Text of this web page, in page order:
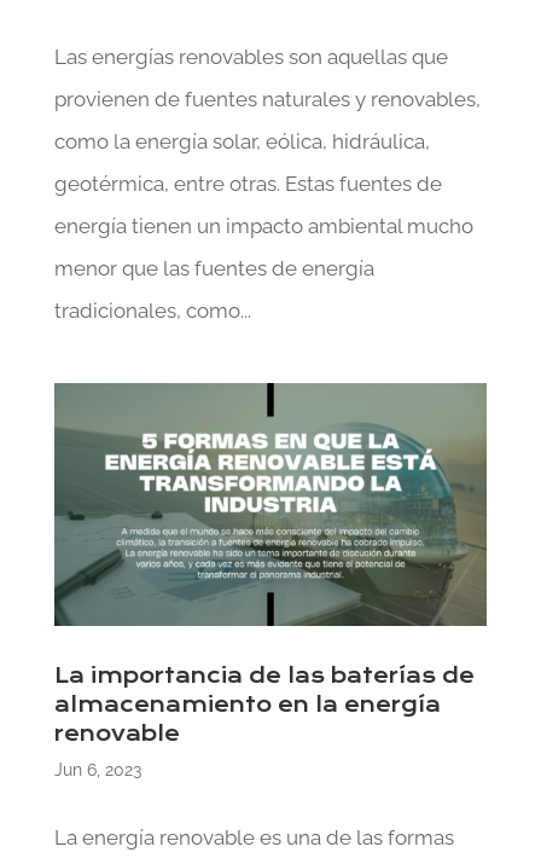
Las energías renovables son aquellas que
provienen de fuentes naturales y renovables,
como la energía solar, eólica, hidráulica,
geotérmica, entre otras. Estas fuentes de
energía tienen un impacto ambiental mucho
menor que las fuentes de energía
tradicionales, como...
La importancia de las baterías de
almacenamiento en la energía
renovable
Jun 6, 2023
La energía renovable es una de las formas